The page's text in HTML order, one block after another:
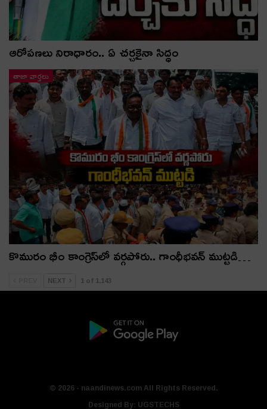
ఆరోపణలు నిరాధారం.. ఏ చర్చకైనా సిద్ధం
తాజా వార్తలు
కొమురం భీం కాంగ్రెస్‌లో వర్గపోరు.. గాంధీభవన్ ముట్టడి…
NEXT 1 of 1,143
© 2026 - naandinews.com All Rights Reserved.
Designed By: UGSTECHS